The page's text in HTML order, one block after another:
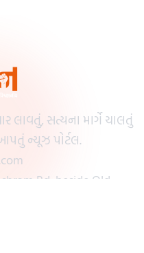
લાવતું, સત્યના માર્ગે ચાલતું
ન્યૂઝ પોર્ટલ.
Rd, beside Old